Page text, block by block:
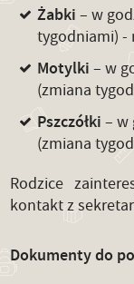
Żabki – w
tygodniami) -
Motylki – w
(zmiana
Pszczółki – w
(zmiana
Rodzice
kontakt z
Dokumenty do